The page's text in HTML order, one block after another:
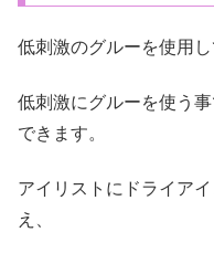
低刺激のグルーを使用し
低刺激にグルーを使う
できます。
アイリストにドライア
え、